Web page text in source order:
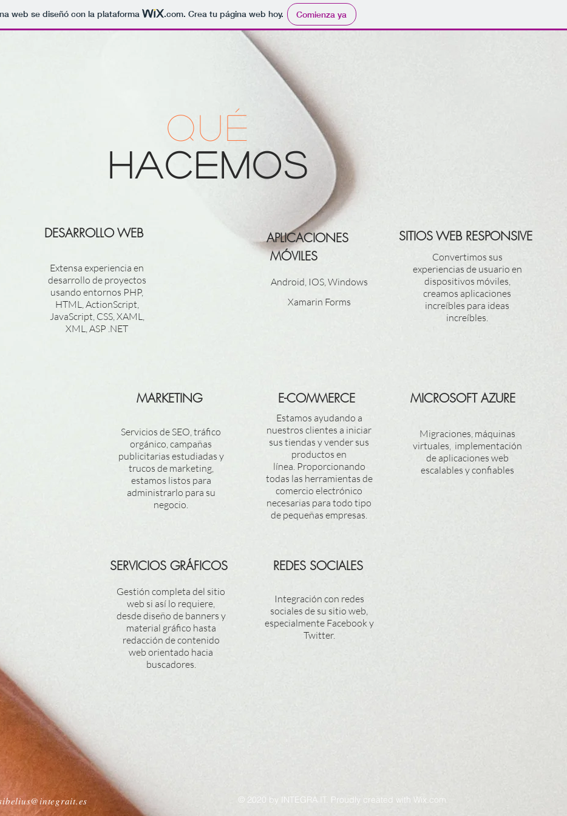
web se diseñó con la plataforma .com. Crea tu página web hoy. Comienza ya
QUÉ
HACEMOS
DESARROLLO WEB
Extensa experiencia en
desarrollo de proyectos
usando entornos PHP,
HTML, ActionScript,
JavaScript, CSS, XAML,
XML, ASP .NET
MARKETING
Servicios de SEO, tráfico
orgánico, campañas
publicitarias estudiadas y
trucos de marketing,
estamos listos para
administrarlo para su
negocio.
SERVICIOS GRÁFICOS
Gestión completa del sitio
web si así lo requiere,
desde diseño de banners y
material gráfico hasta
redacción de contenido
web orientado hacia
buscadores.
APLICACIONES
MÓVILES
Android, IOS, Windows
Xamarin Forms
SITIOS WEB RESPONSIVE
Convertimos sus
experiencias de usuario en
dispositivos móviles,
creamos aplicaciones
increíbles para ideas
increíbles.
E-COMMERCE
Estamos ayudando a
nuestros clientes a iniciar
sus tiendas y vender sus
productos en
línea. Proporcionando
todas las herramientas de
comercio electrónico
necesarias para todo tipo
de pequeñas empresas.
MICROSOFT AZURE
Migraciones, máquinas
virtuales, implementación
de aplicaciones web
escalables y confiables
REDES SOCIALES
Integración con redes
sociales de su sitio web,
especialmente Facebook y
Twitter.
© 2020 by INTEGRA IT. Proudly created with Wix.com